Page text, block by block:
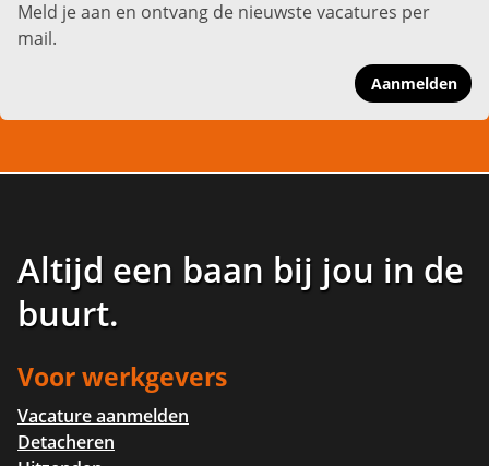
Meld je aan en ontvang de nieuwste vacatures per
mail.
Aanmelden
Altijd een baan bij jou in de
buurt.
Voor werkgevers
Vacature aanmelden
Detacheren